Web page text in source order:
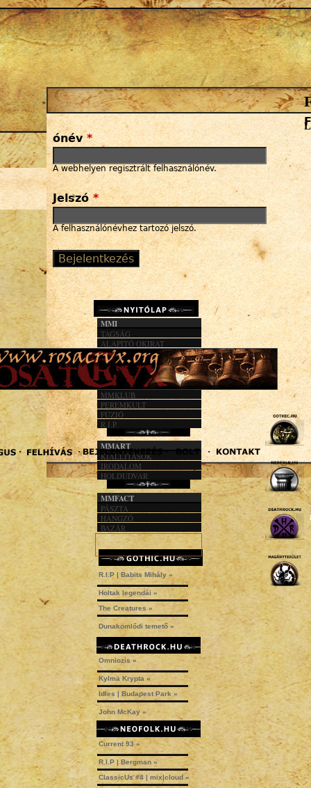
Jump to navigation
ónév*
A webhelyen regisztrált felhasználónév.
Jelszó*
A felhasználónévhez tartozó jelszó.
MMI
TAGSÁG
ALAPÍTÓ OKIRAT
KÖZHASZN. JEL.
1%
MMACT
MMKLUB
PEREMKULT
FÚZIÓ
R.I.P.
MMART
KIÁLLÍTÁSOK
IRODALOM
HOLDUDVAR
MMFACT
PÁSZTA
HANGZÓ
BAZÁR
R.I.P | Babits Mihály »
Holtak legendái »
The Creatures »
Dunakömlődi temető »
Omniozis »
Kylmä Krypta »
Idles | Budapest Park »
John McKay »
Current 93 »
R.I.P | Bergman »
ClassicUs #4 | mix|cloud »